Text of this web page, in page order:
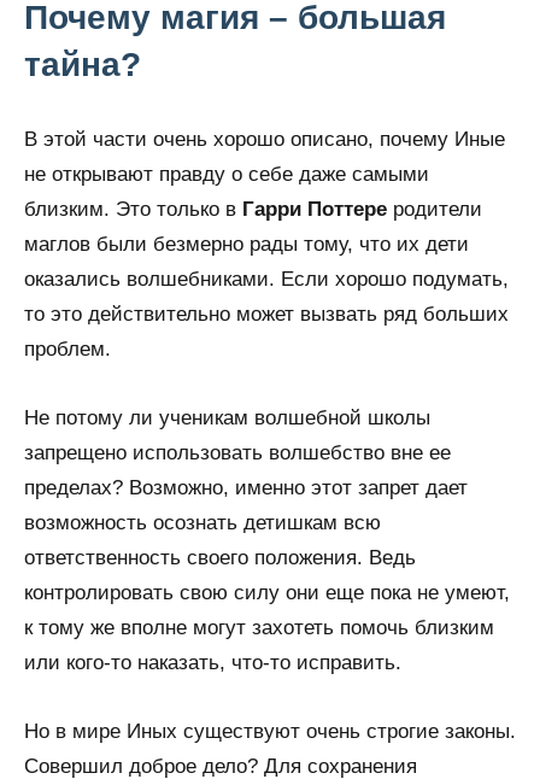
Почему магия – большая
тайна?
В этой части очень хорошо описано, почему Иные
не открывают правду о себе даже самыми
близким. Это только в Гарри Поттере родители
маглов были безмерно рады тому, что их дети
оказались волшебниками. Если хорошо подумать,
то это действительно может вызвать ряд больших
проблем.
Не потому ли ученикам волшебной школы
запрещено использовать волшебство вне ее
пределах? Возможно, именно этот запрет дает
возможность осознать детишкам всю
ответственность своего положения. Ведь
контролировать свою силу они еще пока не умеют,
к тому же вполне могут захотеть помочь близким
или кого-то наказать, что-то исправить.
Но в мире Иных существуют очень строгие законы.
Совершил доброе дело? Для сохранения